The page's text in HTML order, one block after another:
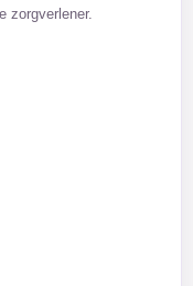
zorgverlener.